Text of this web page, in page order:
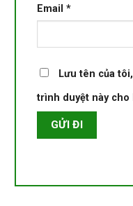
Email *
Lưu tên của
trình duyệt này cho